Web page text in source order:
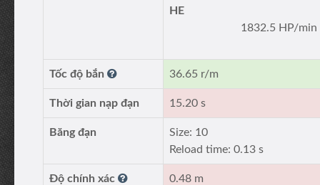
HE
1832.5 HP/min
Tốc độ bắn 36.65 r/m
Thời gian nạp đạn 15.20 s
Băng đạn
Size: 10
Reload time: 0.13 s
Độ chính xác 0.48 m